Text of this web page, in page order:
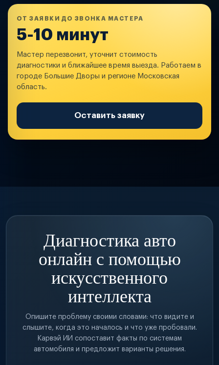
ОТ ЗАЯВКИ ДО ЗВОНКА МАСТЕРА
5-10 минут
Мастер перезвонит, уточнит стоимость
диагностики и ближайшее время выезда. Работаем в
городе Большие Дворы и регионе Московская
область.
Оставить заявку
Диагностика авто
онлайн с помощью
искусственного
интеллекта
Опишите проблему своими словами: что видите и
слышите, когда это началось и что уже пробовали.
Карвэй ИИ сопоставит факты по системам
автомобиля и предложит варианты решения.